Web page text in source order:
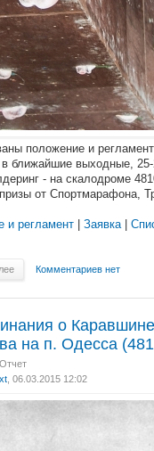
положение и
в ближайшие выходные,
- на скалодроме
от Спортмарафона,
и регламент | Заявка |
Комментариев нет
о
на п. Одесса
Отчет
, 06.03.2015 12:02